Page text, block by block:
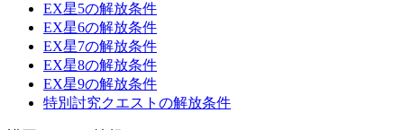
EX星5の解放条件
EX星6の解放条件
EX星7の解放条件
EX星8の解放条件
EX星9の解放条件
特別討究クエストの解放条件